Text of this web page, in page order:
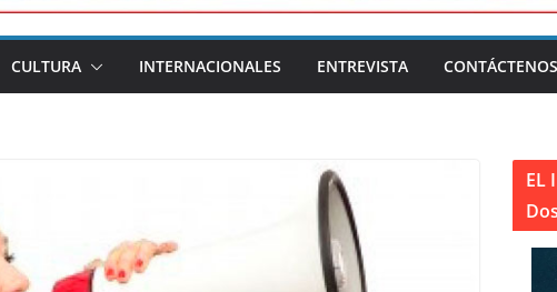
CULTURA INTERNACIONALES ENTREVISTA CONTÁCTENOS
EL